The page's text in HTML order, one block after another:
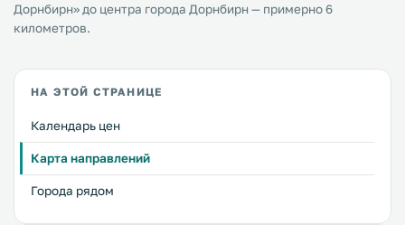
Дорнбирн» до центра города Дорнбирн — примерно 6
километров.
НА ЭТОЙ СТРАНИЦЕ
Календарь цен
Карта направлений
Города рядом